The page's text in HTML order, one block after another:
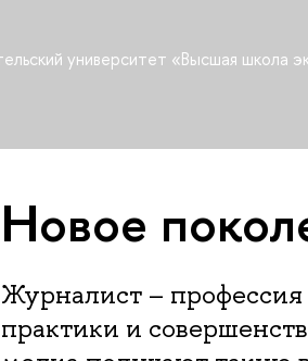
университет «Высшая школа
Новое
Журналист – профессия
практики и